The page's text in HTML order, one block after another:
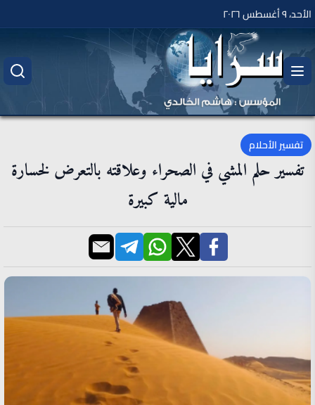
الأحد، ٩ أغسطس ٢٠٢٦
تفسير الأحلام
تفسير حلم المشي في الصحراء وعلاقته بالتعرض لخسارة
مالية كبيرة